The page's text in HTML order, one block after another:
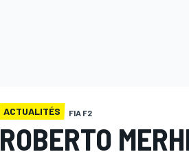
ACTUALITÉS FIA F2
ROBERTO